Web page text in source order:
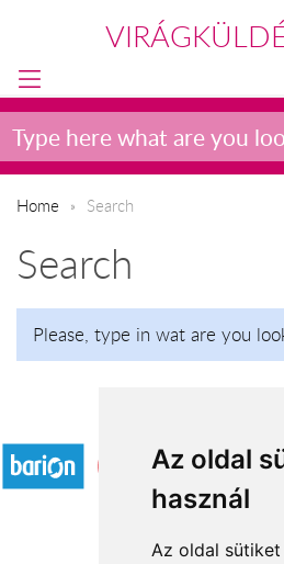
Az oldal
használ
Az oldal sütiket
Home Search
Search
Please, type in wat are you